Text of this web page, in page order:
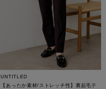
UNTITLED
【あったか素材/ストレッチ性】裏起毛テ